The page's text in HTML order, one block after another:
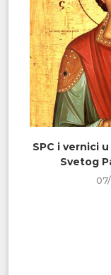
SPC i vernici
Svetog